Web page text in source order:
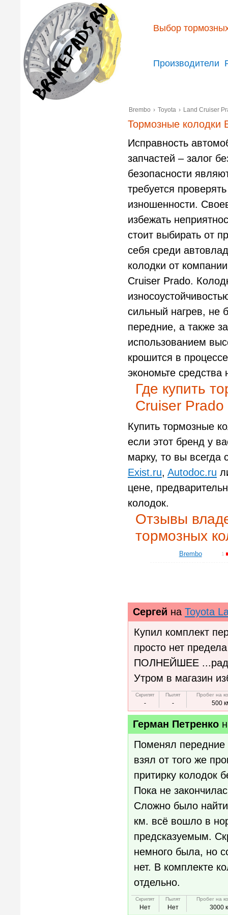
Выбор
Производители
Brembo › Toyota › Land Cruiser
Тормозные колодки
Исправность
запчастей – залог
безопасности
требуется
изношенности.
избежать
стоит выбирать от
себя среди
колодки от
Cruiser Prado.
сильный нагрев, не
передние, а также
использованием
крошится в
экономьте
Где купить
Cruiser Prado
Купить тормозные
если этот бренд у
марку, то вы всегда
Exist.ru, Autodoc.ru
цене,
колодок.
Отзывы
тормозных
Brembo 1
Сергей на Toyota
Купил комплект
просто нет
ПОЛНЕЙШЕЕ
Утром в магазин
Скрипят
-
Пылят
-
Пробег на
500
Герман Петренко
Поменял передние
взял от того же
притирку колодок
Пока не
Сложно было
км. всё вошло в
предсказуемым.
немного была, но
нет. В комплекте
отдельно.
Скрипят
Нет
Пылят
Нет
Пробег на
3000